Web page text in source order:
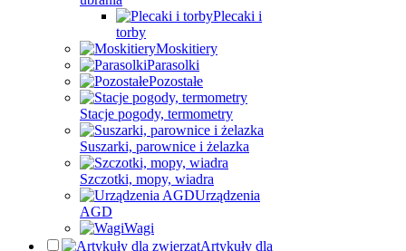
Plecaki i
torby
Moskitiery
Parasolki
Pozostałe
Stacje pogody, termometry
Suszarki, parownice i żelazka
Szczotki, mopy, wiadra
Urządzenia
AGD
Wagi
Artykuły dla